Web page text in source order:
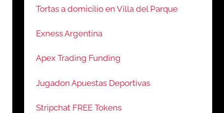
Tortas a domicilio en Villa del Parque
Exness Argentina
Apex Trading Funding
Jugadon Apuestas Deportivas
Stripchat FREE Tokens